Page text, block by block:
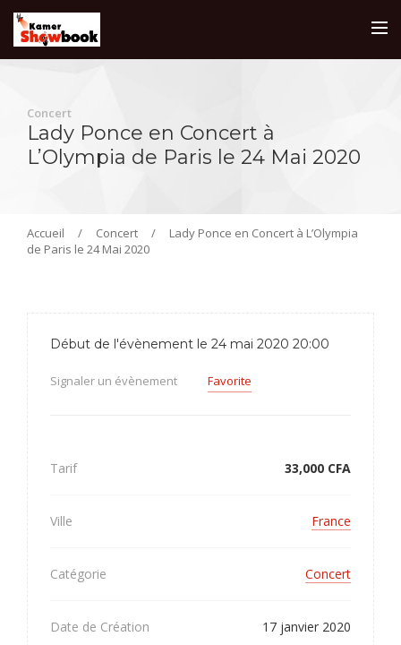
Concert
Lady Ponce en Concert à
L’Olympia de Paris le 24 Mai 2020
Accueil / Concert /
Lady Ponce en Concert à L’Olympia
de Paris le 24 Mai 2020
Début de l'évènement le 24 mai 2020 20:00
Signaler un évènement Favorite
Tarif 33,000 CFA
Ville France
Catégorie Concert
Date de Création 17 janvier 2020